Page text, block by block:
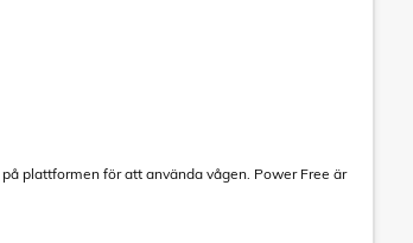
plattformen för att använda vågen. Power Free är